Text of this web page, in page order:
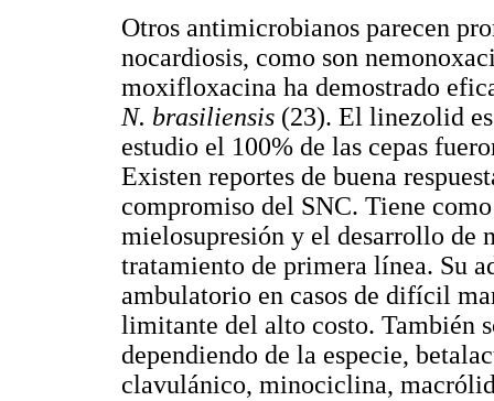
Otros antimicrobianos parecen
nocardiosis, como son
moxifloxacina ha demostrado
N. brasiliensis (23). El linezolid
estudio el 100% de las cepas
Existen reportes de buena
compromiso del SNC. Tiene
mielosupresión y el desarrollo de
tratamiento de primera línea. Su
ambulatorio en casos de difícil
limitante del alto costo. También
dependiendo de la especie,
clavulánico, minociclina,